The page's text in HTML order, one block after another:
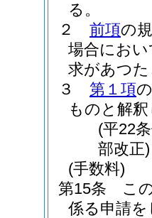
る。
２
前項の
場合にお
求があつ
３
第１項
ものと解
(平22
部改正)
(手数料)
第15条
こ
係る申請